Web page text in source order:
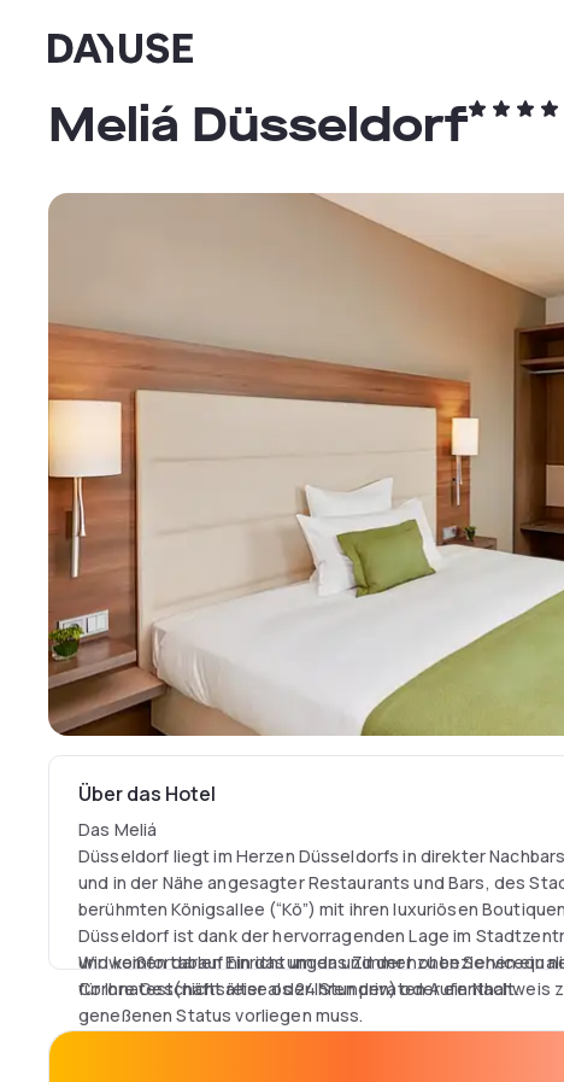
Dayuse
Meliá Düsseldorf
Über das Hotel
Das Meliá
Düsseldorf liegt im Herzen Düsseldorfs in direkter
und in der Nähe angesagter Restaurants und Bars, des
berühmten Königsallee (“Kö”) mit ihren luxuriösen
Düsseldorf ist dank der hervorragenden Lage im
und komfortablen Einrichtungen und der hohen
für Ihre Geschäftsreise oder Ihren privaten Aufenthalt.
Wir weißen darauf hin das um das Zimmer zu beziehen ein
Coronatest(nicht älter als 24 Stunden) oder ein Nachweis
geneßenen Status vorliegen muss.